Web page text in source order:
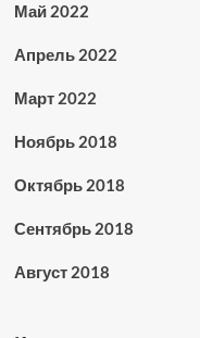
Май 2022
Апрель 2022
Март 2022
Ноябрь 2018
Октябрь 2018
Сентябрь 2018
Август 2018